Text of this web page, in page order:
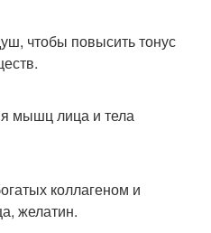
чтобы повысить тонус
мышц лица и тела
коллагеном и
желатин.